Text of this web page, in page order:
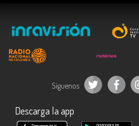
Síguenos
Descarga la app